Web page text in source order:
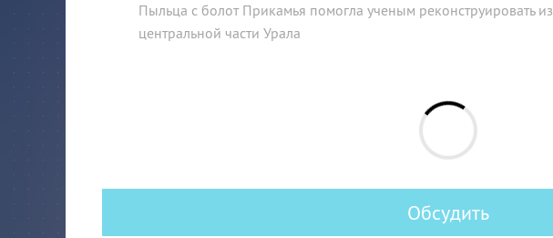
Пыльца с болот Прикамья помогла ученым реконструировать
центральной части Урала
Обсудить